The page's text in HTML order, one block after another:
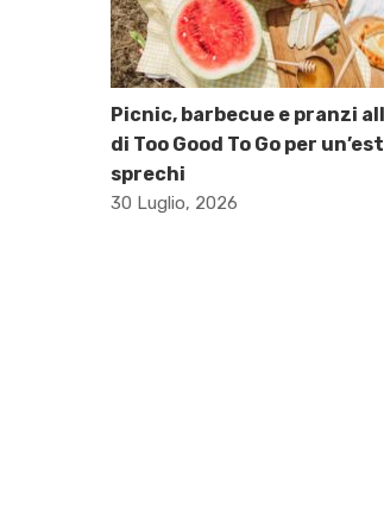
Picnic, barbecue e pranzi
di Too Good To Go per
sprechi
30 Luglio, 2026